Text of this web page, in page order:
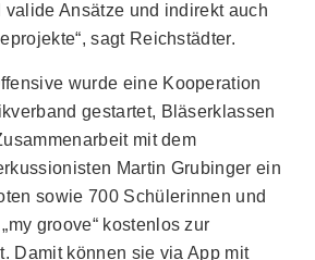
valide Ansätze und indirekt auch
sagt Reichstädter.
wurde eine Kooperation
gestartet, Bläserklassen
mit dem
Martin Grubinger ein
sowie 700 Schülerinnen und
groove“ kostenlos zur
Damit können sie via App mit